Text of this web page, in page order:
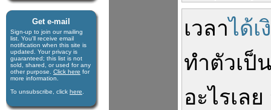
Get e-mail
Sign-up to join our mail­ing
list. You'll receive e­mail
notification when this site is
updated. Your privacy is
guaran­teed; this list is not
sold, shared, or used for any
other purpose. Click here for
more infor­mation.
To unsubscribe, click here
เวลาได้เ
ทำตัวเป็น
อะไรเลย